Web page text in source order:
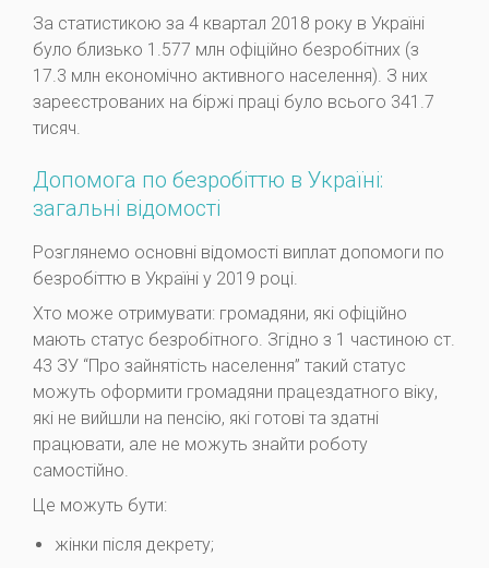
За статистикою за 4 квартал 2018 року в Україні
було близько 1.577 млн офіційно безробітних (з
17.3 млн економічно активного населення). З них
зареєстрованих на біржі праці було всього 341.7
тисяч.
Допомога по безробіттю в Україні:
загальні відомості
Розглянемо основні відомості виплат допомоги по
безробіттю в Україні у 2019 році.
Хто може отримувати: громадяни, які офіційно
мають статус безробітного. Згідно з 1 частиною ст.
43 ЗУ “Про зайнятість населення” такий статус
можуть оформити громадяни працездатного віку,
які не вийшли на пенсію, які готові та здатні
працювати, але не можуть знайти роботу
самостійно.
Це можуть бути:
жінки після декрету;